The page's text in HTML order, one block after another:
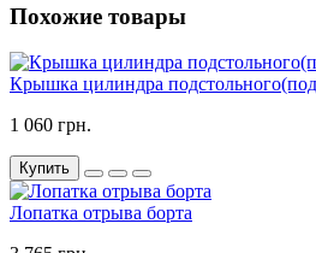
Похожие товары
Крышка цилиндра
1 060 грн.
Купить
Лопатка отрыва борта